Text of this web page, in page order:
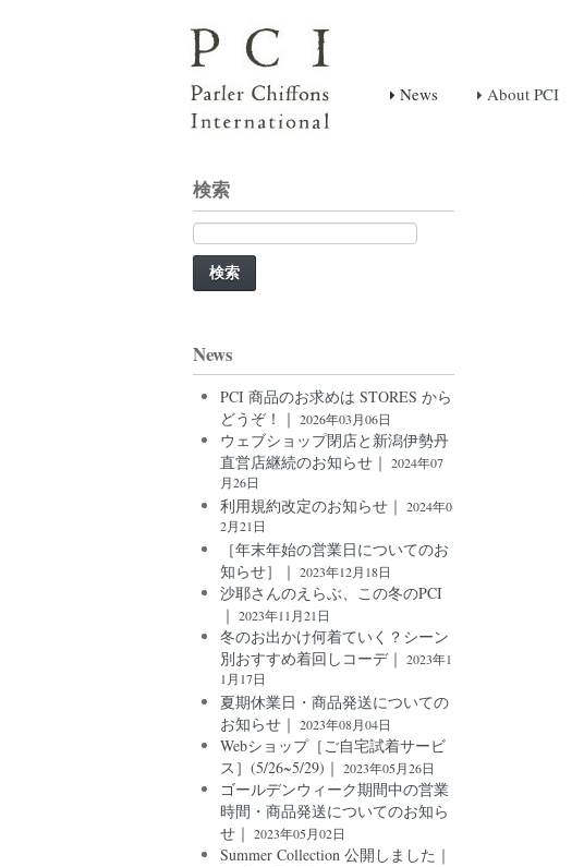
News About PCI
検索
検
索:
News
PCI 商品のお求めは STORES から
どうぞ！｜ 2026年03月06日
ウェブショップ閉店と新潟伊勢丹
直営店継続のお知らせ｜ 2024年07
月26日
利用規約改定のお知らせ｜ 2024年0
2月21日
［年末年始の営業日についてのお
知らせ］｜ 2023年12月18日
沙耶さんのえらぶ、この冬のPCI
｜ 2023年11月21日
冬のお出かけ何着ていく？シーン
別おすすめ着回しコーデ｜ 2023年1
1月17日
夏期休業日・商品発送についての
お知らせ｜ 2023年08月04日
Webショップ［ご自宅試着サービ
ス］(5/26~5/29)｜ 2023年05月26日
ゴールデンウィーク期間中の営業
時間・商品発送についてのお知ら
せ｜ 2023年05月02日
Summer Collection 公開しました｜